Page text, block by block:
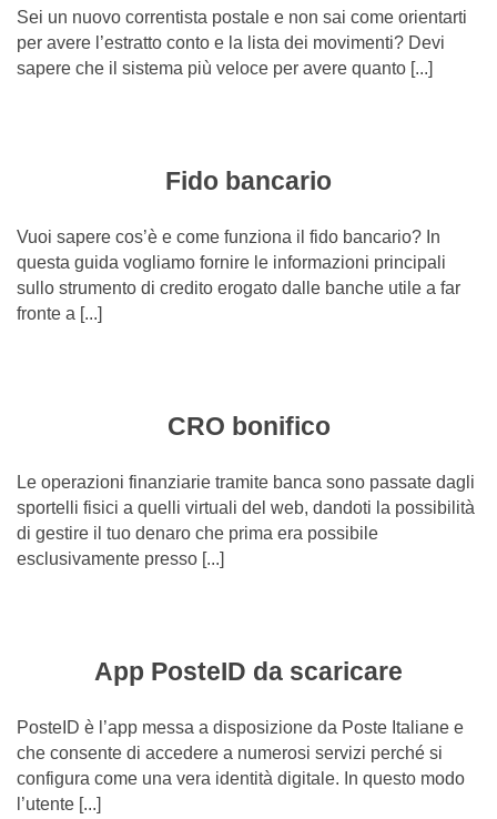
Sei un nuovo correntista postale e non sai come orientarti
per avere l’estratto conto e la lista dei movimenti? Devi
sapere che il sistema più veloce per avere quanto [...]
Fido bancario
Vuoi sapere cos’è e come funziona il fido bancario? In
questa guida vogliamo fornire le informazioni principali
sullo strumento di credito erogato dalle banche utile a far
fronte a [...]
CRO bonifico
Le operazioni finanziarie tramite banca sono passate dagli
sportelli fisici a quelli virtuali del web, dandoti la possibilità
di gestire il tuo denaro che prima era possibile
esclusivamente presso [...]
App PosteID da scaricare
PosteID è l’app messa a disposizione da Poste Italiane e
che consente di accedere a numerosi servizi perché si
configura come una vera identità digitale. In questo modo
l’utente [...]